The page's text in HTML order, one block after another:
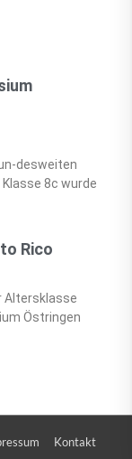
desweiten
8c wurde
Rico
Altersklasse
Östringen
Kontakt